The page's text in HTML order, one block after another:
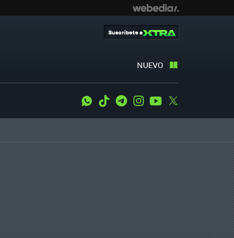
NUEVO
Suscríbete a
WhatsApp
Tiktok TelegramInstagramYoutube